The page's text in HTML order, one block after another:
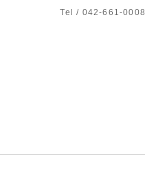
Tel / 042-661-0008